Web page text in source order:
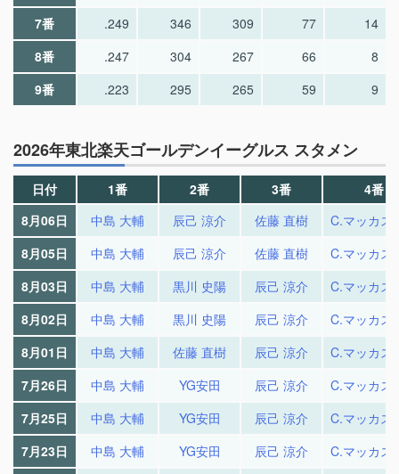
7番
.249 346 309 77
14
8番
.247 304 267 66
8
9番
.223 295 265 59 9
2026年東北楽天ゴールデンイーグルス スタメン
日付 1番 2番 3番
4番
8月06日
中島 大輔 辰己 涼介 佐藤 直樹
C.マッカス
8月05日
中島 大輔 辰己 涼介 佐藤 直樹
C.マッカス
8月03日
中島 大輔 黒川 史陽 辰己 涼介
C.マッカス
8月02日
中島 大輔 黒川 史陽 辰己 涼介
C.マッカス
8月01日
中島 大輔 佐藤 直樹 辰己 涼介
C.マッカス
7月26日
中島 大輔 YG安田 辰己 涼介
C.マッカス
7月25日
中島 大輔 YG安田 辰己 涼介
C.マッカス
7月23日
中島 大輔 YG安田 辰己 涼介
C.マッカス